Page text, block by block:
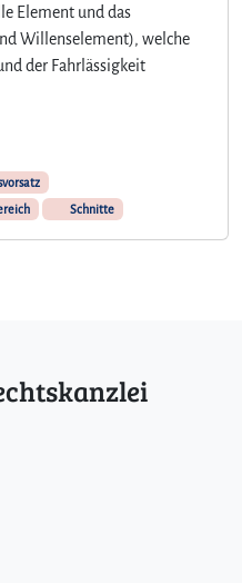
Element und das
Willenselement), welche
der Fahrlässigkeit
Schnitte